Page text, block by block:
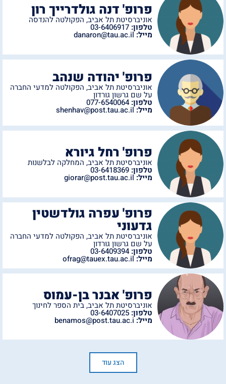
פרופ' דנה גולדרייך רון
אוניברסיטת תל אביב, הפקולטה להנדסה
טלפון: 03-6406917
מייל:danaron@tau.ac.il
פרופ' יהודה שנהב
אוניברסיטת תל אביב, הפקולטה למדעי החברה
על שם גרשון גורדון
טלפון: 077-6540064
מייל:shenhav@post.tau.ac.il
פרופ' רחל גיורא
אוניברסיטת תל אביב, המחלקה לבלשנות
טלפון: 03-6418369
מייל:giorar@post.tau.ac.il
פרופ' עפרה גולדשטין
גדעוני
אוניברסיטת תל אביב, הפקולטה למדעי החברה
על שם גרשון גורדון
טלפון: 03-6409394
מייל:ofrag@tauex.tau.ac.il
פרופ' אבנר בן-עמוס
אוניברסיטת תל אביב,בית הספר לחינוך
טלפון: 03-6407025
מייל:benamos@post.tau.ac.i
הצג עוד